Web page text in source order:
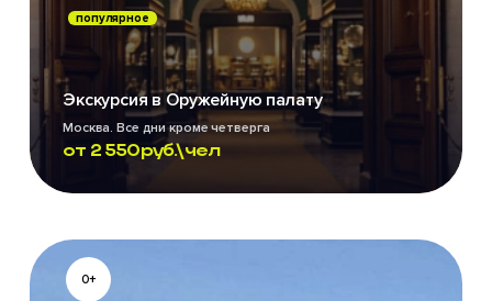
популярное
Экскурсия в Оружейную палату
Москва. Все дни кроме четверга
от 2 550руб.\чел
0+